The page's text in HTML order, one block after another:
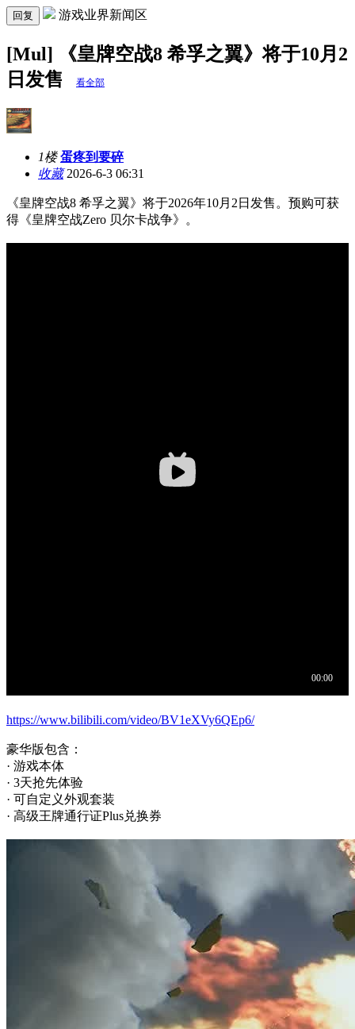
回复 游戏业界新闻区
[Mul] 《皇牌空战8 希孚之翼》将于10月2
日发售
看全部
1楼 蛋疼到要碎
收藏2026-6-3 06:31
《皇牌空战8 希孚之翼》将于2026年10月2日发售。预购可获
得《皇牌空战Zero 贝尔卡战争》。
https://www.bilibili.com/video/BV1eXVy6QEp6/
豪华版包含：
· 游戏本体
· 3天抢先体验
· 可自定义外观套装
· 高级王牌通行证Plus兑换券